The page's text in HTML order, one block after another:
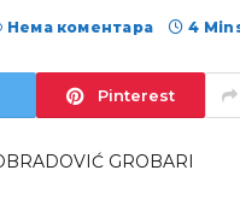
Нема коментара 4
Pinterest